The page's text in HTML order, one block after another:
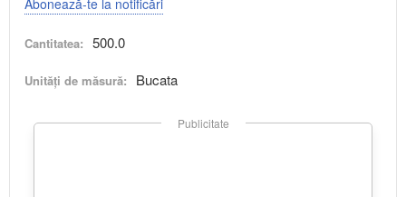
Cantitatea: 500.0
Unități de măsură: Bucata
Publicitate